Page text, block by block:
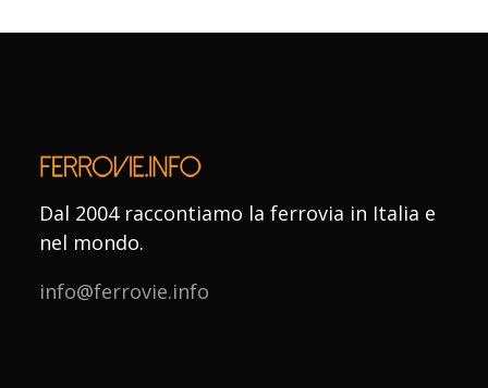
Dal 2004 raccontiamo la ferrovia in Italia e
nel mondo.
info@ferrovie.info